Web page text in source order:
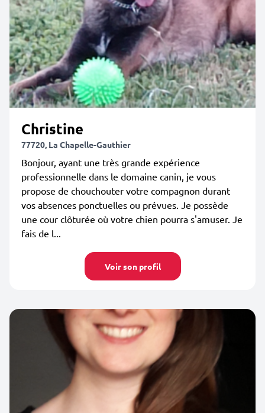
Christine
77720, La Chapelle-Gauthier
Bonjour, ayant une très grande expérience
professionnelle dans le domaine canin, je vous
propose de chouchouter votre compagnon durant
vos absences ponctuelles ou prévues. Je possède
une cour clôturée où votre chien pourra s'amuser. Je
fais de l...
Voir son profil